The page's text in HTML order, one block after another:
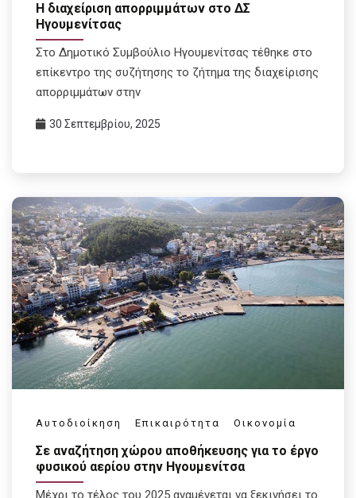
Η διαχείριση απορριμμάτων στο ΔΣ
Ηγουμενίτσας
Στο Δημοτικό Συμβούλιο Ηγουμενίτσας τέθηκε στο
επίκεντρο της συζήτησης το ζήτημα της διαχείρισης
απορριμμάτων στην
30 Σεπτεμβρίου, 2025
Αυτοδιοίκηση Επικαιρότητα Οικονομία
Σε αναζήτηση χώρου αποθήκευσης για το έργο
φυσικού αερίου στην Ηγουμενίτσα
Μέχρι το τέλος του 2025 αναμένεται να ξεκινήσει το